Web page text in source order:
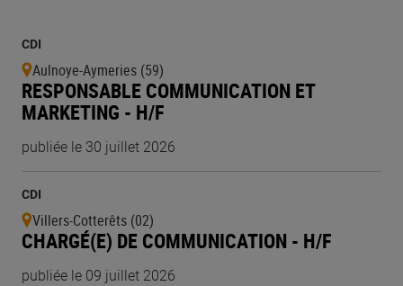
CDI
Aulnoye-Aymeries (59)
RESPONSABLE COMMUNICATION ET
MARKETING - H/F
publiée le 30 juillet 2026
CDI
Villers-Cotterêts (02)
CHARGÉ(E) DE COMMUNICATION - H/F
publiée le 09 juillet 2026